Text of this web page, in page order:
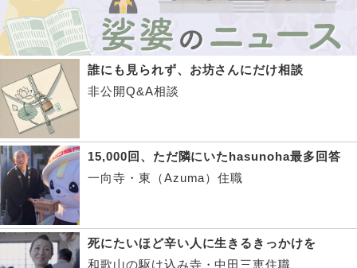
誰にも見られず、お坊さんにだけ相談
非公開Q&A相談
15,000回、ただ隣にいたhasunoha最多回答
一向寺・東（Azuma）住職
死にたいほど辛い人に生きるきっかけを
和歌山の駆け込み寺・中田三恵住職